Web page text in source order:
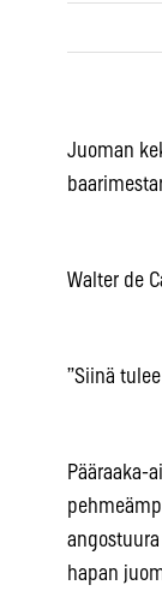
Juoman
Walter de
”Siinä
Pääraaka-
hapan